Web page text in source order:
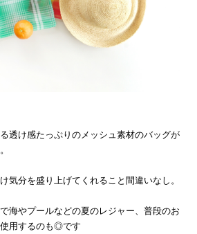
透け感たっぷりのメッシュ素材のバッグが
気分を盛り上げてくれること間違いなし。
海やプールなどの夏のレジャー、普段のお
用するのも◎です